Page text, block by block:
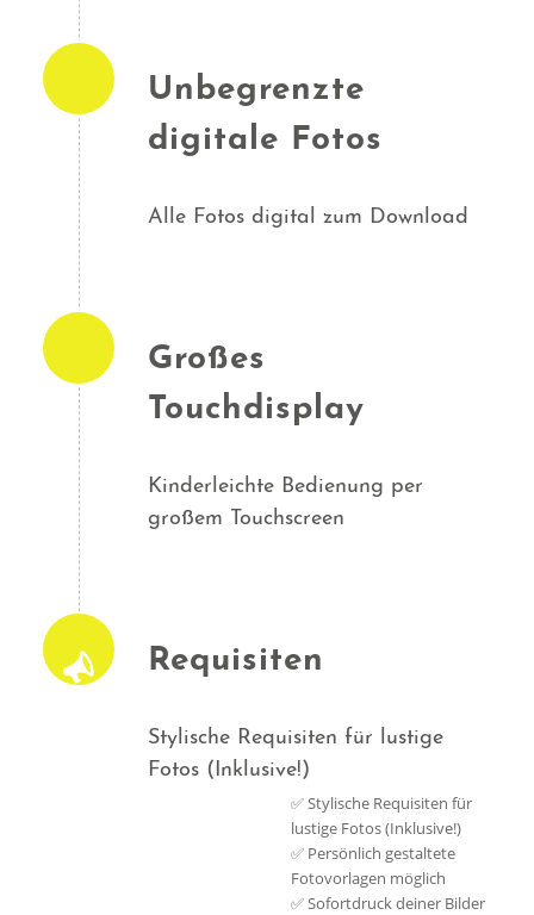
Unbegrenzte
digitale Fotos
Alle Fotos digital zum Download
Großes
Touchdisplay
Kinderleichte Bedienung per
großem Touchscreen
Requisiten
Stylische Requisiten für lustige
Fotos (Inklusive!)
✅ Stylische Requisiten für
lustige Fotos (Inklusive!)
✅ Persönlich gestaltete
Fotovorlagen möglich
✅ Sofortdruck deiner Bilder